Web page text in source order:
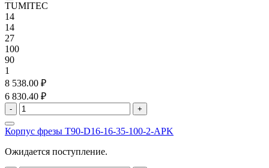
TUMITEC
14
14
27
100
90
1
8 538.00 ₽
6 830.40 ₽
- +
Корпус фрезы T90-D16-16-35-100-2-APK
Ожидается поступление.